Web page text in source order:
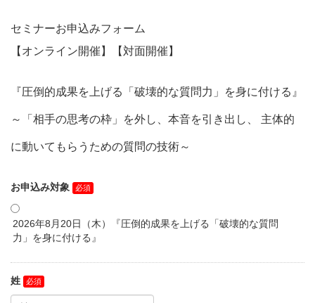
セミナーお申込みフォーム
【オンライン開催】【対面開催】
『圧倒的成果を上げる「破壊的な質問力」を身に付ける』
～「相手の思考の枠」を外し、本音を引き出し、 主体的
に動いてもらうための質問の技術～
お申込み対象
2026年8月20日（木）『圧倒的成果を上げる「破壊的な質問
力」を身に付ける』
姓